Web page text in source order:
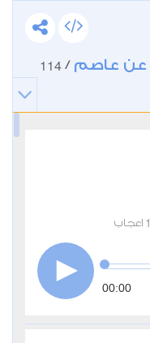
عن عاصم /
114
1 اعجاب
00:00